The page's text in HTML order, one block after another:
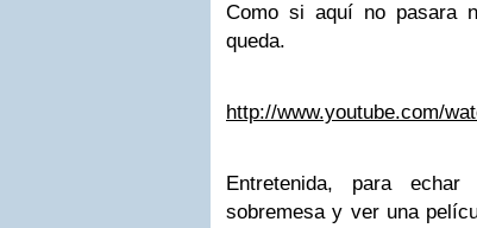
Como si aquí no pasara
queda.
http://www.youtube.com/
Entretenida, para
sobremesa y ver una